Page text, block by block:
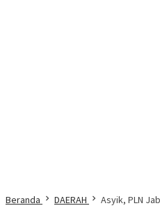
Beranda DAERAH Asyik, PLN